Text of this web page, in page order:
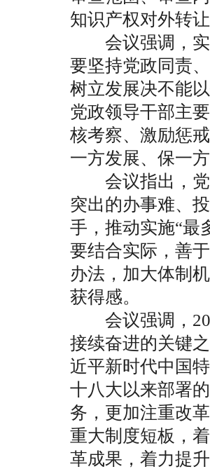
知识产权对外转
会议强调，实
要坚持党政同责
树立发展决不能
党政领导干部主
核考察、激励惩
一方发展、保一
会议指出，党
突出的办事难、
手，推动实施“最
要结合实际，善
办法，加大体制
获得感。
会议强调，
接续奋进的关键
近平新时代中国
十八大以来部署
务，更加注重改
重大制度短板，
革成果，着力提